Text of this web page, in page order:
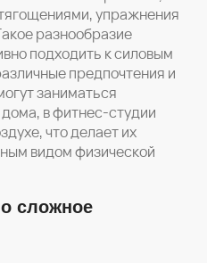
упражнения
разнообразие
подходить к силовым
предпочтения и
заниматься
в фитнес-студии
что делает их
видом физической
сложное